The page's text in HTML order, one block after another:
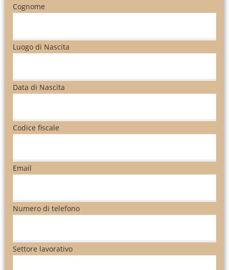
Cognome
Luogo di Nascita
Data di Nascita
Codice fiscale
Email
Numero di telefono
Settore lavorativo